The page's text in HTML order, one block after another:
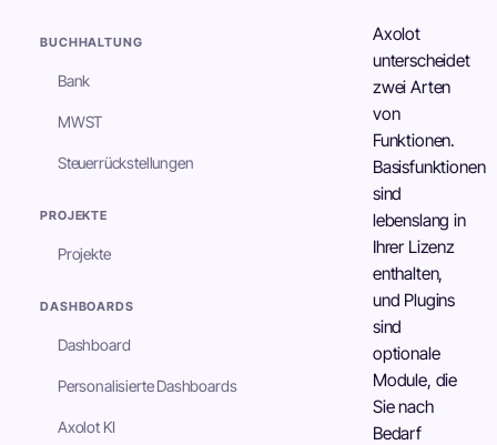
BUCHHALTUNG
Bank
MWST
Steuerrückstellungen
PROJEKTE
Projekte
DASHBOARDS
Dashboard
Personalisierte Dashboards
Axolot KI
Axolot
unterscheidet
zwei Arten
von
Funktionen.
Basisfunktionen
sind
lebenslang in
Ihrer Lizenz
enthalten,
und Plugins
sind
optionale
Module, die
Sie nach
Bedarf